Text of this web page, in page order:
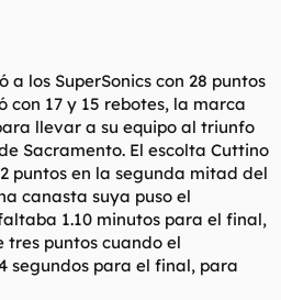
a los SuperSonics con 28 puntos
con 17 y 15 rebotes, la marca
llevar a su equipo al triunfo
Sacramento. El escolta Cuttino
puntos en la segunda mitad del
canasta suya puso el
1.10 minutos para el final,
puntos cuando el
segundos para el final, para